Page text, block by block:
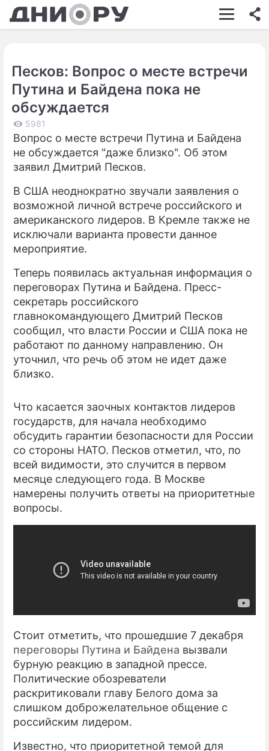
ШОУ-БИЗНЕС
КИНО
ЭКОНОМИКА
СОННИК
СТИЛЬ ЖИЗНИ
ИГРЫ
ПРЕСС-РЕЛИЗЫ
О ПРОЕКТЕ
Песков: Вопрос о месте встречи
Путина и Байдена пока не
обсуждается
5981
Вопрос о месте встречи Путина и Байдена
не обсуждается "даже близко". Об этом
заявил Дмитрий Песков.
В США неоднократно звучали заявления о
возможной личной встрече российского и
американского лидеров. В Кремле также не
исключали варианта провести данное
мероприятие.
Теперь появилась актуальная информация о
переговорах Путина и Байдена. Пресс-
секретарь российского
главнокомандующего Дмитрий Песков
сообщил, что власти России и США пока не
работают по данному направлению. Он
уточнил, что речь об этом не идет даже
близко.
Что касается заочных контактов лидеров
государств, для начала необходимо
обсудить гарантии безопасности для России
со стороны НАТО. Песков отметил, что, по
всей видимости, это случится в первом
месяце следующего года. В Москве
намерены получить ответы на приоритетные
вопросы.
Стоит отметить, что прошедшие 7 декабря
переговоры Путина и Байдена вызвали
бурную реакцию в западной прессе.
Политические обозреватели
раскритиковали главу Белого дома за
слишком доброжелательное общение с
российским лидером.
Известно, что приоритетной темой для